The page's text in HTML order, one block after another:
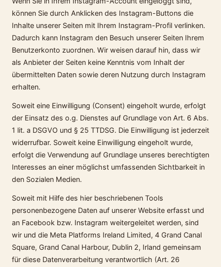
können Sie durch Anklicken des Instagram-Buttons die
Inhalte unserer Seiten mit Ihrem Instagram-Profil verlinken.
Dadurch kann Instagram den Besuch unserer Seiten Ihrem
Benutzerkonto zuordnen. Wir weisen darauf hin, dass wir
als Anbieter der Seiten keine Kenntnis vom Inhalt der
übermittelten Daten sowie deren Nutzung durch Instagram
erhalten.
Soweit eine Einwilligung (Consent) eingeholt wurde, erfolgt
der Einsatz des o.g. Dienstes auf Grundlage von Art. 6 Abs.
1 lit. a DSGVO und § 25 TTDSG. Die Einwilligung ist jederzeit
widerrufbar. Soweit keine Einwilligung eingeholt wurde,
erfolgt die Verwendung auf Grundlage unseres berechtigten
Interesses an einer möglichst umfassenden Sichtbarkeit in
den Sozialen Medien.
Soweit mit Hilfe des hier beschriebenen Tools
personenbezogene Daten auf unserer Website erfasst und
an Facebook bzw. Instagram weitergeleitet werden, sind
wir und die Meta Platforms Ireland Limited, 4 Grand Canal
Square, Grand Canal Harbour, Dublin 2, Irland gemeinsam
für diese Datenverarbeitung verantwortlich (Art. 26